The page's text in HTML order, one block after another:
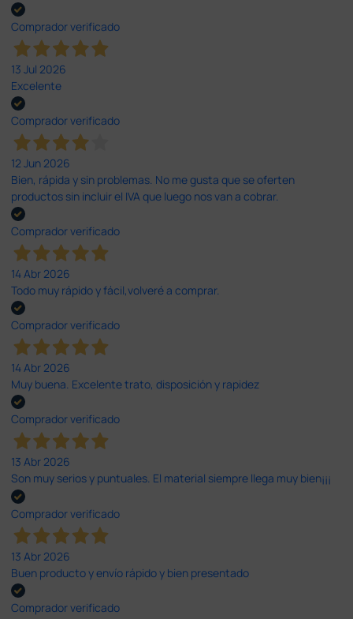
Comprador verificado
13 Jul 2026
Excelente
Comprador verificado
12 Jun 2026
Bien, rápida y sin problemas. No me gusta que se oferten
productos sin incluir el IVA que luego nos van a cobrar.
Comprador verificado
14 Abr 2026
Todo muy rápido y fácil,volveré a comprar.
Comprador verificado
14 Abr 2026
Muy buena. Excelente trato, disposición y rapidez
Comprador verificado
13 Abr 2026
Son muy serios y puntuales. El material siempre llega muy bien¡¡¡
Comprador verificado
13 Abr 2026
Buen producto y envío rápido y bien presentado
Comprador verificado